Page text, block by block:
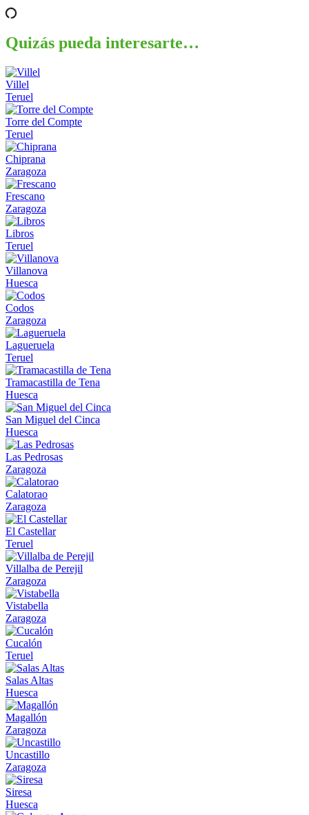
Quizás pueda interesarte…
Villel
Teruel
Torre del Compte
Teruel
Chiprana
Zaragoza
Frescano
Zaragoza
Libros
Teruel
Villanova
Huesca
Codos
Zaragoza
Lagueruela
Teruel
Tramacastilla de Tena
Huesca
San Miguel del Cinca
Huesca
Las Pedrosas
Zaragoza
Calatorao
Zaragoza
El Castellar
Teruel
Villalba de Perejil
Zaragoza
Vistabella
Zaragoza
Cucalón
Teruel
Salas Altas
Huesca
Magallón
Zaragoza
Uncastillo
Zaragoza
Siresa
Huesca